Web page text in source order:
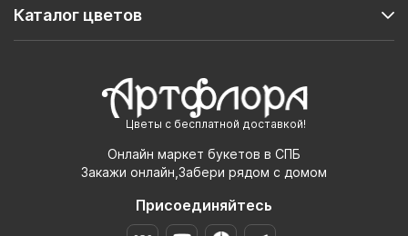
Цветы с бесплатной доставкой!
Онлайн маркет букетов в СПБ
Закажи онлайн,Забери рядом с домом
Присоединяйтесь
Каталог цветов